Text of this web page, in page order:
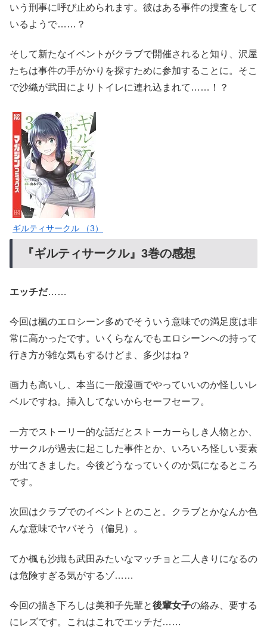
いう刑事に呼び止められます。彼はある事件の捜査をして
いるようで……？
そして新たなイベントがクラブで開催されると知り、沢屋
たちは事件の手がかりを探すために参加することに。そこ
で沙織が武田によりトイレに連れ込まれて……！？
ギルティサークル （3）
『ギルティサークル』3巻の感想
エッチだ……
今回は楓のエロシーン多めでそういう意味での満足度は非
常に高かったです。いくらなんでもエロシーンへの持って
行き方が雑な気もするけどま、多少はね？
画力も高いし、本当に一般漫画でやっていいのか怪しいレ
ベルですね。挿入してないからセーフセーフ。
一方でストーリー的な話だとストーカーらしき人物とか、
サークルが過去に起こした事件とか、いろいろ怪しい要素
が出てきました。今後どうなっていくのか気になるところ
です。
次回はクラブでのイベントとのこと。クラブとかなんか色
んな意味でヤバそう（偏見）。
てか楓も沙織も武田みたいなマッチョと二人きりになるの
は危険すぎる気がするゾ……
今回の描き下ろしは美和子先輩と後輩女子の絡み、要する
にレズです。これはこれでエッチだ……